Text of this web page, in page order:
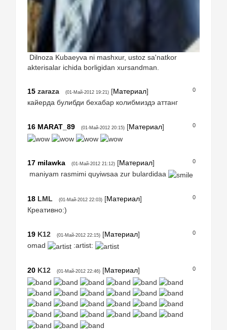
Dilnoza Kubaeyva ni mashxur, ustoz sa'natkor
akterisalar ichida borligidan xursandman.
0
15 zaraza (01-Май-2012 19:21) [Материал]
кайерда булибди бехабар колибмиздэ аттанг
0
16 MARAT_89 (01-Май-2012 20:15) [Материал]
0
17 milawka (01-Май-2012 21:12) [Материал]
maniyam rasmimi quyiwsaa zur bulardidaa
0
18 LML (01-Май-2012 22:03) [Материал]
Креативно:)
0
19 K12 (01-Май-2012 22:15) [Материал]
omad
:artist:
0
20 K12 (01-Май-2012 22:46) [Материал]